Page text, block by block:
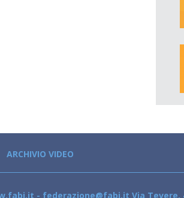
ARCHIVIO VIDEO
- federazione@fabi.it Via Tevere,